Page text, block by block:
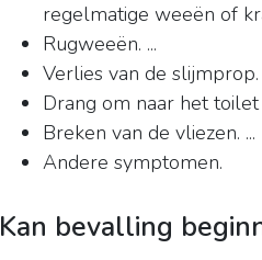
regelmatige weeën of
Rugweeën. ...
Verlies van de slijmprop.
Drang om naar het toilet
Breken van de vliezen. ...
Andere symptomen.
Kan bevalling